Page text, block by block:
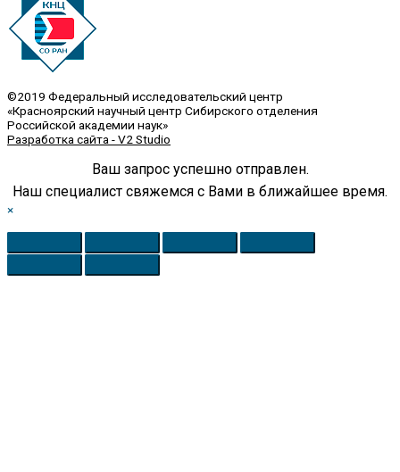
©2019 Федеральный исследовательский центр
«Красноярский научный центр Сибирского отделения
Российской академии наук»
Разработка сайта - V2 Studio
Ваш запрос успешно отправлен.
Наш специалист свяжемся с Вами в ближайшее время.
×